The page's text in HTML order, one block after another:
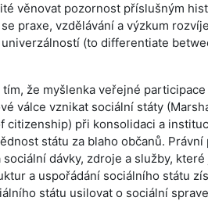
věnovat pozornost příslušným
praxe, vzdělávání a výzkum
(to differentiate
že myšlenka veřejné
válce vznikat sociální státy
při konsolidaci a
státu za blaho občanů.
dávky, zdroje a služby,
a uspořádání sociálního státu
státu usilovat o sociální